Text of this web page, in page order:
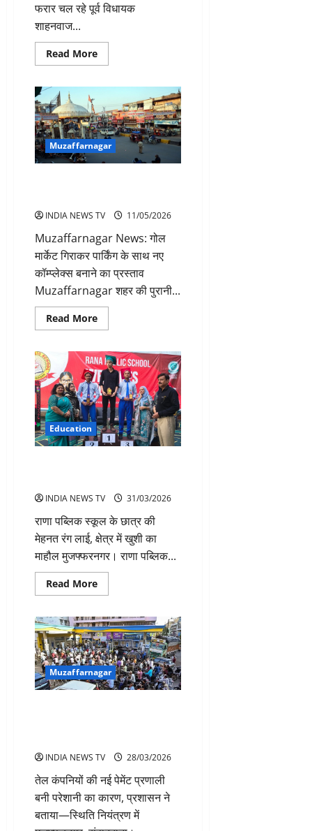
फरार चल रहे पूर्व विधायक
शाहनवाज...
Read MoreRead
more
सुजडू
का
फैक्टरी
मालिक
गिरफ्तार,
पूर्व
Muzaffarnagar
INDIA NEWS TV 11/05/2026
Muzaffarnagar News: गोल
मार्केट गिराकर पार्किंग के साथ नए
कॉम्प्लेक्स बनाने का प्रस्ताव
Muzaffarnagar शहर की पुरानी...
Read MoreRead
more
में
गोल
मार्केट
हटाकर
बनेगी
नई
पार्किंग
Education
INDIA NEWS TV 31/03/2026
राणा पब्लिक स्कूल के छात्र की
मेहनत रंग लाई, क्षेत्र में खुशी का
माहौल मुजफ्फरनगर। राणा पब्लिक...
Read MoreRead
more
क्लास
में
काशिफ
अली
ने
हासिल
की
तीसरी
Muzaffarnagar
INDIA NEWS TV 28/03/2026
तेल कंपनियों की नई पेमेंट प्रणाली
बनी परेशानी का कारण, प्रशासन ने
बताया—स्थिति नियंत्रण में